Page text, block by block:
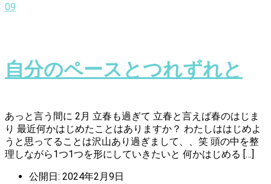
09
自分のペースとつれずれと
あっと言う間に 2月 立春も過ぎて 立春と言えば春のはじま
り 最近何かはじめたことはありますか？ わたしははじめよ
うと思ってることは沢山あり過ぎまして、、笑 頭の中を整
理しながら1つ1つを形にしていきたいと 何かはじめる […]
公開日: 2024年2月9日